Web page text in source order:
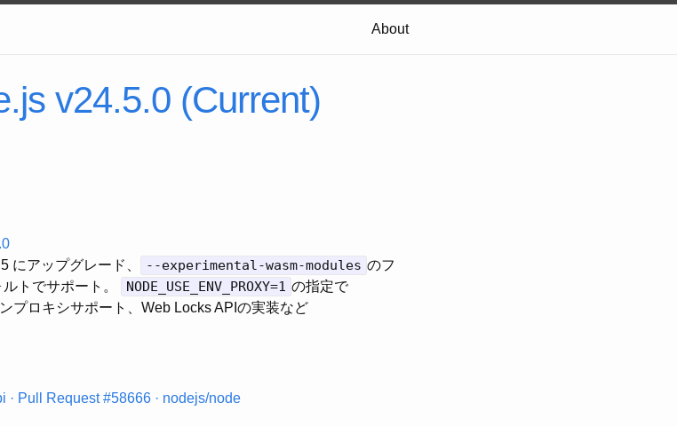
About
v24.5.0 (Current)
にアップグレード、
--experimental-wasm-modules のフ
トでサポート。
NODE_USE_ENV_PROXY=1 の指定で
プロキシサポート、Web Locks APIの実装など
Pull Request #58666 · nodejs/node